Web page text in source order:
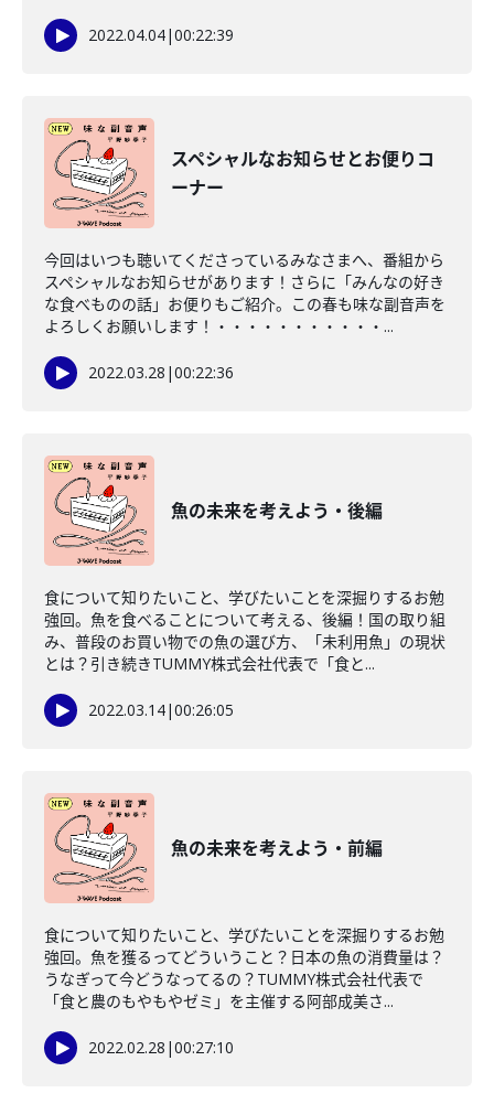
2022.04.04|00:22:39
スペシャルなお知らせとお便りコ
ーナー
今回はいつも聴いてくださっているみなさまへ、番組から
スペシャルなお知らせがあります！さらに「みんなの好き
な食べものの話」お便りもご紹介。この春も味な副音声を
よろしくお願いします！・・・・・・・・・・・...
2022.03.28 |00:22:36
魚の未来を考えよう・後編
食について知りたいこと、学びたいことを深掘りするお勉
強回。魚を食べることについて考える、後編！国の取り組
み、普段のお買い物での魚の選び方、「未利用魚」の現状
とは？引き続きTUMMY株式会社代表で「食と...
2022.03.14|00:26:05
魚の未来を考えよう・前編
食について知りたいこと、学びたいことを深掘りするお勉
強回。魚を獲るってどういうこと？日本の魚の消費量は？
うなぎって今どうなってるの？TUMMY株式会社代表で
「食と農のもやもやゼミ」を主催する阿部成美さ...
2022.02.28 |00:27:10